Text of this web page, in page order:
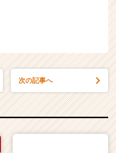
次の記事へ